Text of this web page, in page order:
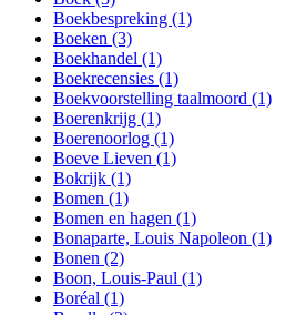
Boekbespreking (1)
Boeken (3)
Boekhandel (1)
Boekrecensies (1)
Boekvoorstelling taalmoord (1)
Boerenkrijg (1)
Boerenoorlog (1)
Boeve Lieven (1)
Bokrijk (1)
Bomen (1)
Bomen en hagen (1)
Bonaparte, Louis Napoleon (1)
Bonen (2)
Boon, Louis-Paul (1)
Boréal (1)